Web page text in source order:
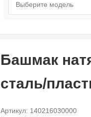
Выберите модель
Башмак
сталь/
Артикул: 140216030000